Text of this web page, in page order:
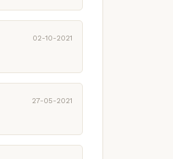
02-10-2021
27-05-2021